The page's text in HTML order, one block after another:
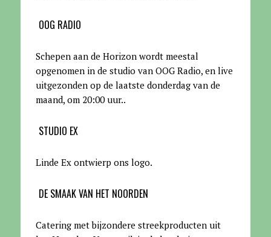
OOG RADIO
Schepen aan de Horizon wordt meestal
opgenomen in de studio van OOG Radio, en live
uitgezonden op de laatste donderdag van de
maand, om 20:00 uur..
STUDIO EX
Linde Ex ontwierp ons logo.
DE SMAAK VAN HET NOORDEN
Catering met bijzondere streekproducten uit